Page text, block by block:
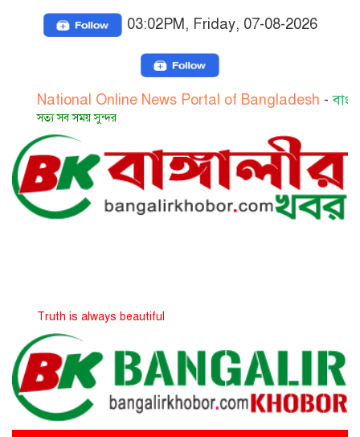
03:02PM, Friday, 07-08-2026
Online News Portal of Bangladesh- বাংলাদেশের
সব সময় সুন্দর
is always beautiful